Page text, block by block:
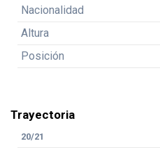
Nacionalidad
Altura
Posición
Trayectoria
20/21